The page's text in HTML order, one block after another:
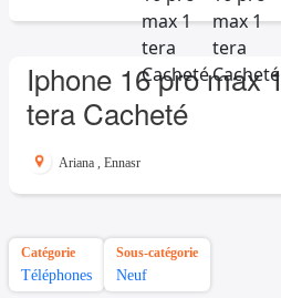
Iphone 16 pro max 1
tera Cacheté
Ariana , Ennasr
Catégorie
Téléphones
Sous-catégorie
Neuf